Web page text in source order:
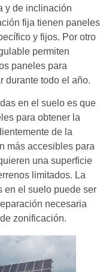
y de inclinación
fija tienen paneles
y fijos. Por otro
permiten
paneles para
durante todo el año.
en el suelo es que
para obtener la
de la
más accesibles para
una superficie
limitados. La
en el suelo puede ser
necesaria
zonificación.